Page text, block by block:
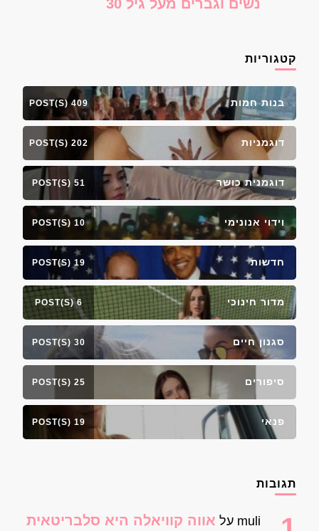
נשים וגברים מעל גיל 30
קטגוריות
בנות חמות 409 POST(S)
דוגמניות 202 POST(S)
דוגמנית כושר 51 POST(S)
וידוי אנונימי 10 POST(S)
חדשות 19 POST(S)
מדור חינוכי 6 POST(S)
סגנון חיים 30 POST(S)
סיפורים 25 POST(S)
פנאי 19 POST(S)
תגובות
muli על אווה קוויאלה היא סלבריטאית